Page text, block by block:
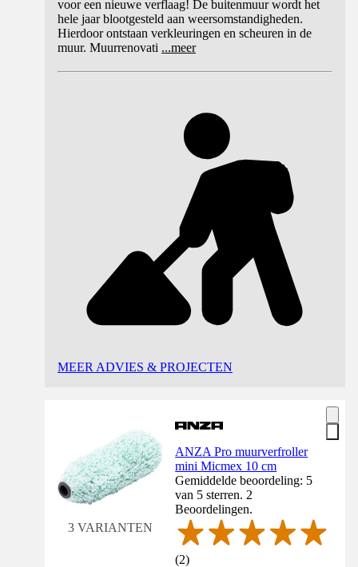
voor een nieuwe verflaag! De buitenmuur wordt het
hele jaar blootgesteld aan weersomstandigheden.
Hierdoor ontstaan verkleuringen en scheuren in de
muur. Muurrenovati ...meer
MEER ADVIES & PROJECTEN
3 VARIANTEN
ANZA Pro muurverfroller
mini Micmex 10 cm
Gemiddelde beoordeling: 5
van 5 sterren. 2
Beoordelingen.
(2)